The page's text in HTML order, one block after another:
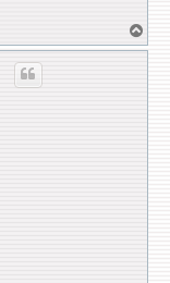
a